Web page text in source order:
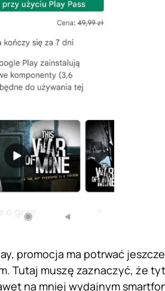
promocja ma potrwać jeszcze
Tutaj muszę zaznaczyć, że
na mniej wydajnym